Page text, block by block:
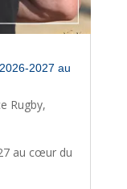
2027 au
Rugby,
au cœur du